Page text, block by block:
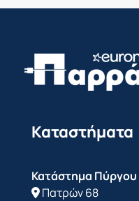
Καταστήματα
Κατάστημα Πύργου
Πατρών 68